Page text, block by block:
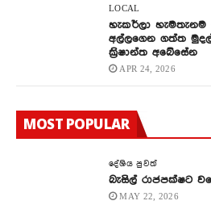
LOCAL
හැකර්ලා
අල්ලගෙන ගත්ත
ක්‍රිෂාන්ත අබේසේන
APR 24, 2026
MOST POPULAR
දේශිය පුවත්
බැසිල් රාජපක්ෂට
MAY 22, 2026